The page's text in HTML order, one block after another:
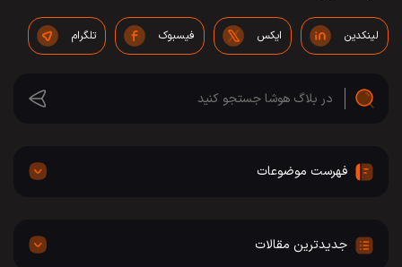
لینکدین ایکس فیسبوک تلگرام
فهرست موضوعات
جدیدترین مقالات